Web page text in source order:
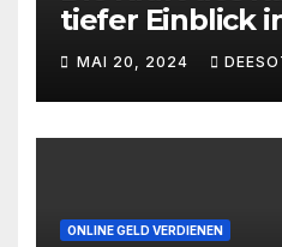
tiefer Einblick
von Ursache
MAI 20, 2024
ONLINE GELD VERDIENEN